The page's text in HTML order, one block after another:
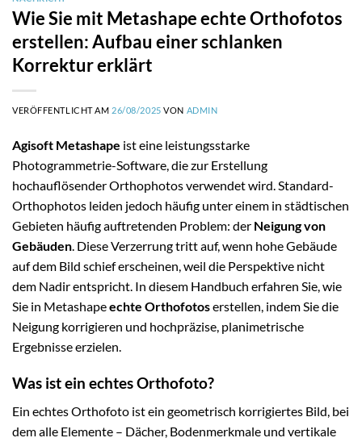
Wie Sie mit Metashape echte Orthofotos
erstellen: Aufbau einer schlanken
Korrektur erklärt
VERÖFFENTLICHT AM 26/08/2025 VON ADMIN
Agisoft Metashape ist eine leistungsstarke
Photogrammetrie-Software, die zur Erstellung
hochauflösender Orthophotos verwendet wird. Standard-
Orthophotos leiden jedoch häufig unter einem in städtischen
Gebieten häufig auftretenden Problem: der Neigung von
Gebäuden. Diese Verzerrung tritt auf, wenn hohe Gebäude
auf dem Bild schief erscheinen, weil die Perspektive nicht
dem Nadir entspricht. In diesem Handbuch erfahren Sie, wie
Sie in Metashapeechte Orthofotoserstellen, indem Sie die
Neigung korrigieren und hochpräzise, planimetrische
Ergebnisse erzielen.
Was ist ein echtes Orthofoto?
Ein echtes Orthofoto ist ein geometrisch korrigiertes Bild, bei
dem alle Elemente – Dächer, Bodenmerkmale und vertikale